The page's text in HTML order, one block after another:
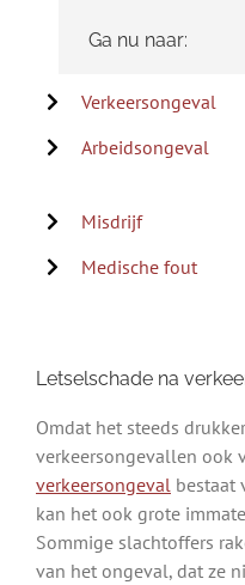
Ga nu naar:
Verkeersongeval
Arbeidsongeval
Misdrijf
Medische fout
Letselschade na
Omdat het steeds
verkeersongevallen ook
verkeersongeval bestaat
kan het ook grote
Sommige slachtoffers
van het ongeval, dat ze